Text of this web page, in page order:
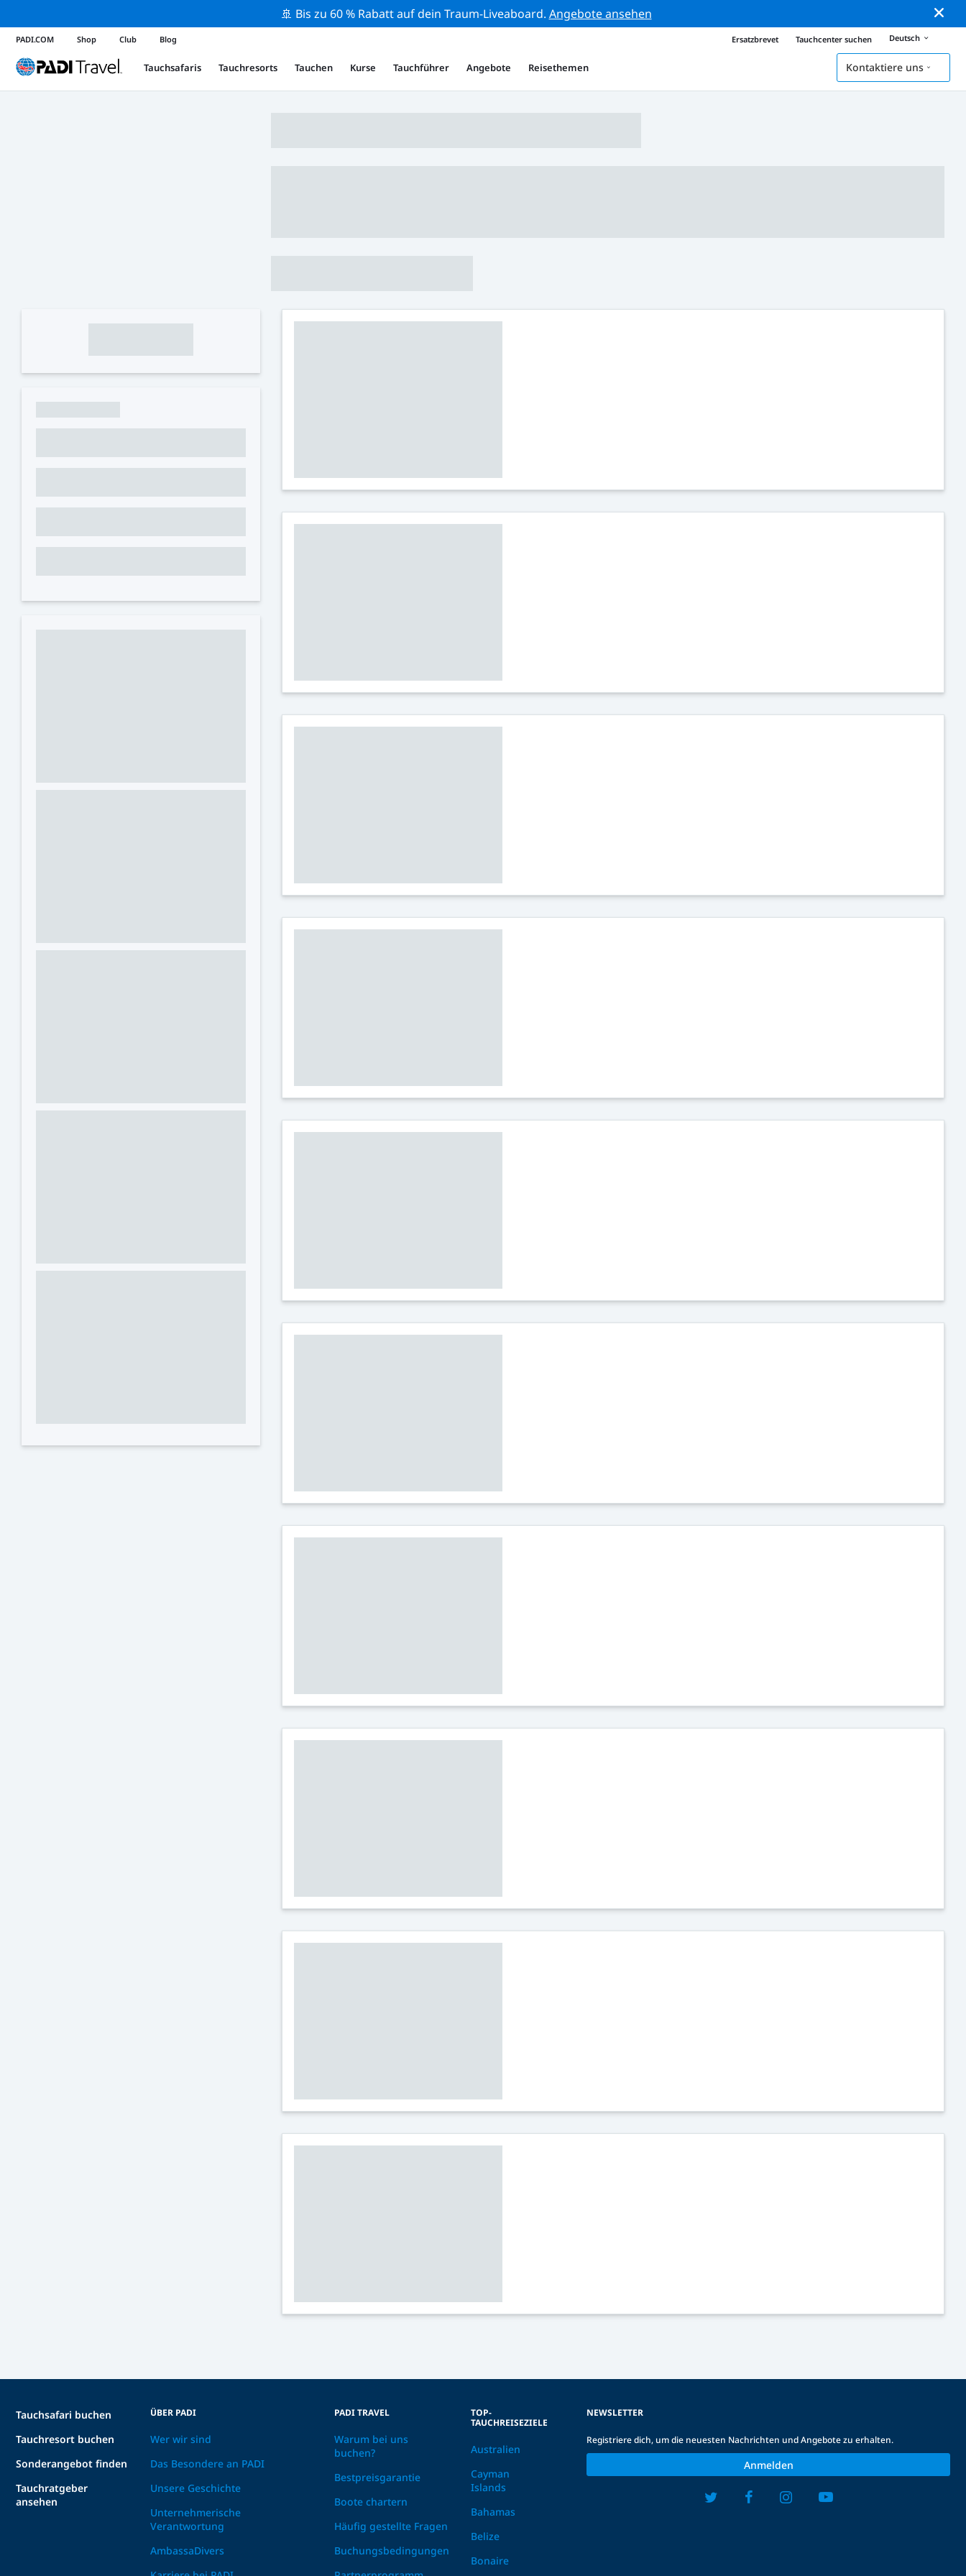
🚢 Bis zu 60 % Rabatt auf dein Traum-Liveaboard. Angebote ansehen
PADI.COM Shop Club Blog Ersatzbrevet Tauchcenter suchen Deutsch
Tauchsafaris Tauchresorts Tauchen Kurse Tauchführer Angebote Reisethemen Kontaktiere uns
Tauchsafari buchen
Tauchresort buchen
Sonderangebot finden
Tauchratgeber
ansehen
ÜBER PADI
Wer wir sind
Das Besondere an PADI
Unsere Geschichte
Unternehmerische
Verantwortung
AmbassaDivers
PADI TRAVEL
Warum bei uns
buchen?
Bestpreisgarantie
Boote chartern
Häufig gestellte Fragen
Buchungsbedingungen
TOP-
TAUCHREISEZIELE
Australien
Cayman
Islands
Bahamas
Belize
Bonaire
NEWSLETTER
Registriere dich, um die neuesten Nachrichten und Angebote zu erhalten.
Anmelden